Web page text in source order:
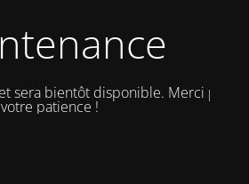
sera bientôt disponible. Merci pour
votre patience !